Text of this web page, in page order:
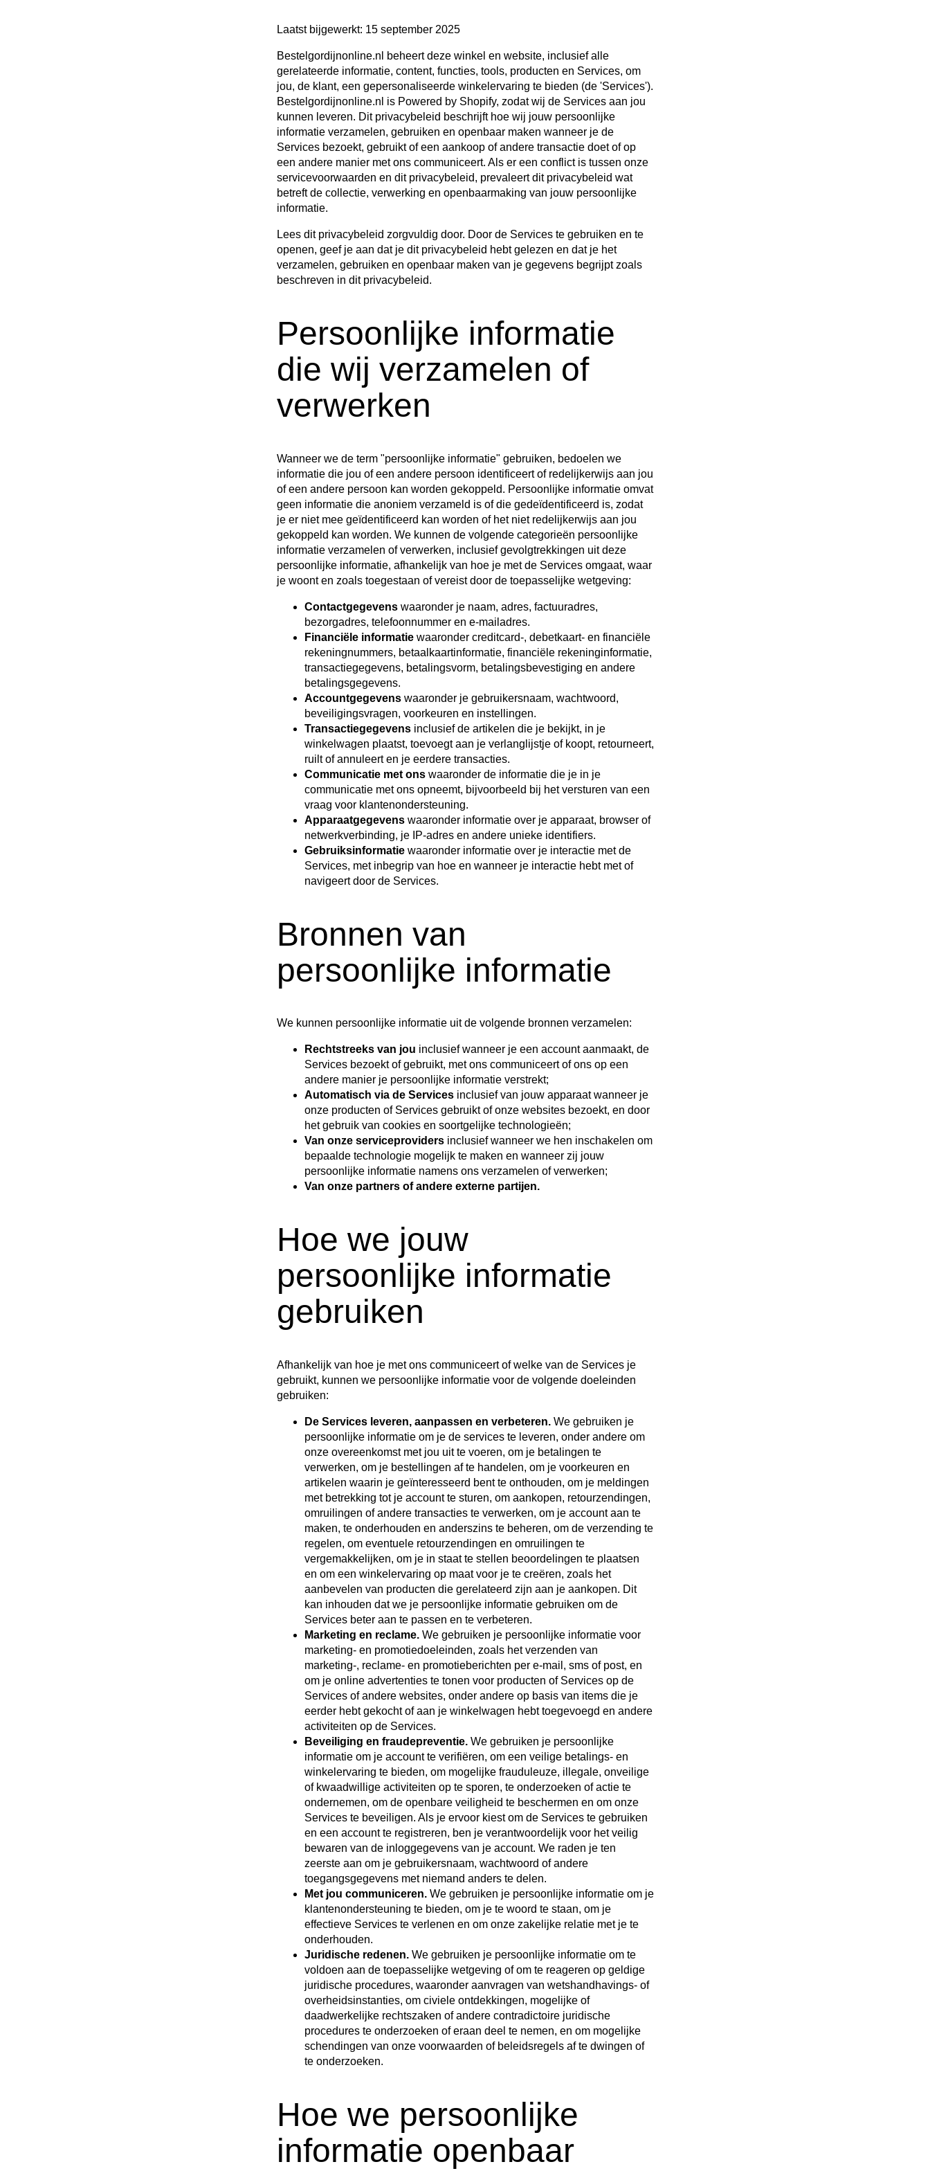
Laatst bijgewerkt: 15 september 2025
Bestelgordijnonline.nl beheert deze winkel en website, inclusief alle
gerelateerde informatie, content, functies, tools, producten en Services, om
jou, de klant, een gepersonaliseerde winkelervaring te bieden (de 'Services').
Bestelgordijnonline.nl is Powered by Shopify, zodat wij de Services aan jou
kunnen leveren. Dit privacybeleid beschrijft hoe wij jouw persoonlijke
informatie verzamelen, gebruiken en openbaar maken wanneer je de
Services bezoekt, gebruikt of een aankoop of andere transactie doet of op
een andere manier met ons communiceert. Als er een conflict is tussen onze
servicevoorwaarden en dit privacybeleid, prevaleert dit privacybeleid wat
betreft de collectie, verwerking en openbaarmaking van jouw persoonlijke
informatie.
Lees dit privacybeleid zorgvuldig door. Door de Services te gebruiken en te
openen, geef je aan dat je dit privacybeleid hebt gelezen en dat je het
verzamelen, gebruiken en openbaar maken van je gegevens begrijpt zoals
beschreven in dit privacybeleid.
Persoonlijke informatie
die wij verzamelen of
verwerken
Wanneer we de term "persoonlijke informatie" gebruiken, bedoelen we
informatie die jou of een andere persoon identificeert of redelijkerwijs aan jou
of een andere persoon kan worden gekoppeld. Persoonlijke informatie omvat
geen informatie die anoniem verzameld is of die gedeïdentificeerd is, zodat
je er niet mee geïdentificeerd kan worden of het niet redelijkerwijs aan jou
gekoppeld kan worden. We kunnen de volgende categorieën persoonlijke
informatie verzamelen of verwerken, inclusief gevolgtrekkingen uit deze
persoonlijke informatie, afhankelijk van hoe je met de Services omgaat, waar
je woont en zoals toegestaan of vereist door de toepasselijke wetgeving:
Contactgegevenswaaronder je naam, adres, factuuradres,
bezorgadres, telefoonnummer en e-mailadres.
Financiële informatiewaaronder creditcard-, debetkaart- en financiële
rekeningnummers, betaalkaartinformatie, financiële rekeninginformatie,
transactiegegevens, betalingsvorm, betalingsbevestiging en andere
betalingsgegevens.
Accountgegevenswaaronder je gebruikersnaam, wachtwoord,
beveiligingsvragen, voorkeuren en instellingen.
Transactiegegevensinclusief de artikelen die je bekijkt, in je
winkelwagen plaatst, toevoegt aan je verlanglijstje of koopt, retourneert,
ruilt of annuleert en je eerdere transacties.
Communicatie met onswaaronder de informatie die je in je
communicatie met ons opneemt, bijvoorbeeld bij het versturen van een
vraag voor klantenondersteuning.
Apparaatgegevenswaaronder informatie over je apparaat, browser of
netwerkverbinding, je IP-adres en andere unieke identifiers.
Gebruiksinformatiewaaronder informatie over je interactie met de
Services, met inbegrip van hoe en wanneer je interactie hebt met of
navigeert door de Services.
Bronnen van
persoonlijke informatie
We kunnen persoonlijke informatie uit de volgende bronnen verzamelen:
Rechtstreeks van jou inclusief wanneer je een account aanmaakt, de
Services bezoekt of gebruikt, met ons communiceert of ons op een
andere manier je persoonlijke informatie verstrekt;
Automatisch via de Servicesinclusief van jouw apparaat wanneer je
onze producten of Services gebruikt of onze websites bezoekt, en door
het gebruik van cookies en soortgelijke technologieën;
Van onze serviceprovidersinclusief wanneer we hen inschakelen om
bepaalde technologie mogelijk te maken en wanneer zij jouw
persoonlijke informatie namens ons verzamelen of verwerken;
Van onze partners of andere externe partijen.
Hoe we jouw
persoonlijke informatie
gebruiken
Afhankelijk van hoe je met ons communiceert of welke van de Services je
gebruikt, kunnen we persoonlijke informatie voor de volgende doeleinden
gebruiken:
De Services leveren, aanpassen en verbeteren.We gebruiken je
persoonlijke informatie om je de services te leveren, onder andere om
onze overeenkomst met jou uit te voeren, om je betalingen te
verwerken, om je bestellingen af te handelen, om je voorkeuren en
artikelen waarin je geïnteresseerd bent te onthouden, om je meldingen
met betrekking tot je account te sturen, om aankopen, retourzendingen,
omruilingen of andere transacties te verwerken, om je account aan te
maken, te onderhouden en anderszins te beheren, om de verzending te
regelen, om eventuele retourzendingen en omruilingen te
vergemakkelijken, om je in staat te stellen beoordelingen te plaatsen
en om een winkelervaring op maat voor je te creëren, zoals het
aanbevelen van producten die gerelateerd zijn aan je aankopen. Dit
kan inhouden dat we je persoonlijke informatie gebruiken om de
Services beter aan te passen en te verbeteren.
Marketing en reclame.We gebruiken je persoonlijke informatie voor
marketing- en promotiedoeleinden, zoals het verzenden van
marketing-, reclame- en promotieberichten per e-mail, sms of post, en
om je online advertenties te tonen voor producten of Services op de
Services of andere websites, onder andere op basis van items die je
eerder hebt gekocht of aan je winkelwagen hebt toegevoegd en andere
activiteiten op de Services.
Beveiliging en fraudepreventie.We gebruiken je persoonlijke
informatie om je account te verifiëren, om een veilige betalings- en
winkelervaring te bieden, om mogelijke frauduleuze, illegale, onveilige
of kwaadwillige activiteiten op te sporen, te onderzoeken of actie te
ondernemen, om de openbare veiligheid te beschermen en om onze
Services te beveiligen. Als je ervoor kiest om de Services te gebruiken
en een account te registreren, ben je verantwoordelijk voor het veilig
bewaren van de inloggegevens van je account. We raden je ten
zeerste aan om je gebruikersnaam, wachtwoord of andere
toegangsgegevens met niemand anders te delen.
Met jou communiceren.We gebruiken je persoonlijke informatie om je
klantenondersteuning te bieden, om je te woord te staan, om je
effectieve Services te verlenen en om onze zakelijke relatie met je te
onderhouden.
Juridische redenen.We gebruiken je persoonlijke informatie om te
voldoen aan de toepasselijke wetgeving of om te reageren op geldige
juridische procedures, waaronder aanvragen van wetshandhavings- of
overheidsinstanties, om civiele ontdekkingen, mogelijke of
daadwerkelijke rechtszaken of andere contradictoire juridische
procedures te onderzoeken of eraan deel te nemen, en om mogelijke
schendingen van onze voorwaarden of beleidsregels af te dwingen of
te onderzoeken.
Hoe we persoonlijke
informatie openbaar